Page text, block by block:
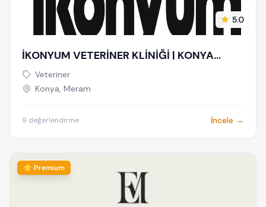
5.0
İKONYUM VETERİNER KLİNİĞİ | KONYA
VETERİNER-MERAM VETERİNER-SELÇUKLU
VETERİNER-KARATAY | ACİL-7/24 NÖBETÇİ
Veteriner
Konya, Meram
9 değerlendirme İncele →
⭐ Premium